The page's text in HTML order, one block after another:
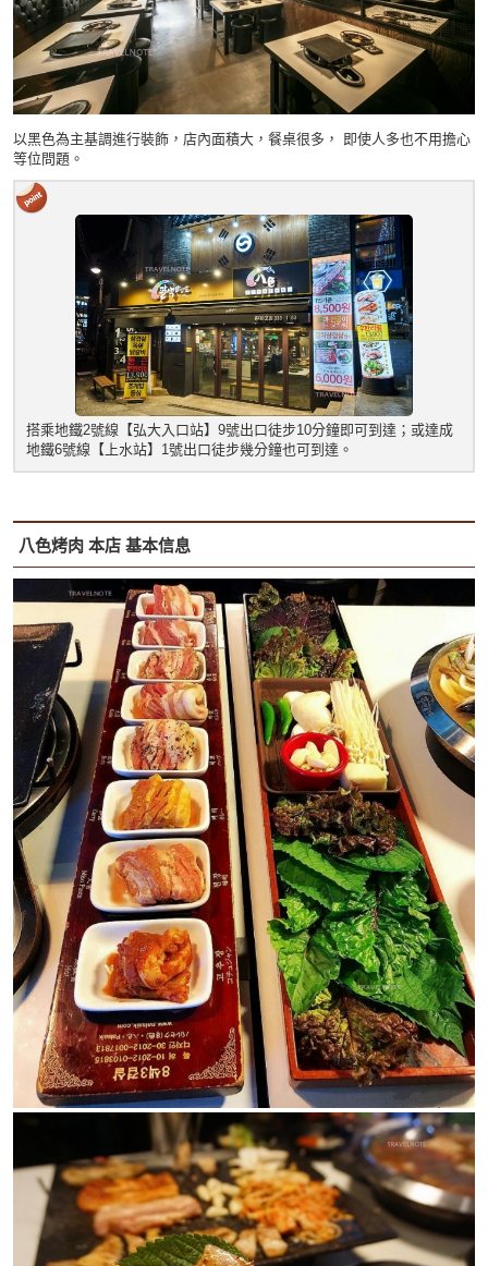
以黑色為主基調進行裝飾，店內面積大，餐桌很多， 即使人多也不用擔心
等位問題。
搭乘地鐵2號線【弘大入口站】9號出口徒步10分鐘即可到達；或達成
地鐵6號線【上水站】1號出口徒步幾分鐘也可到達。
八色烤肉 本店 基本信息